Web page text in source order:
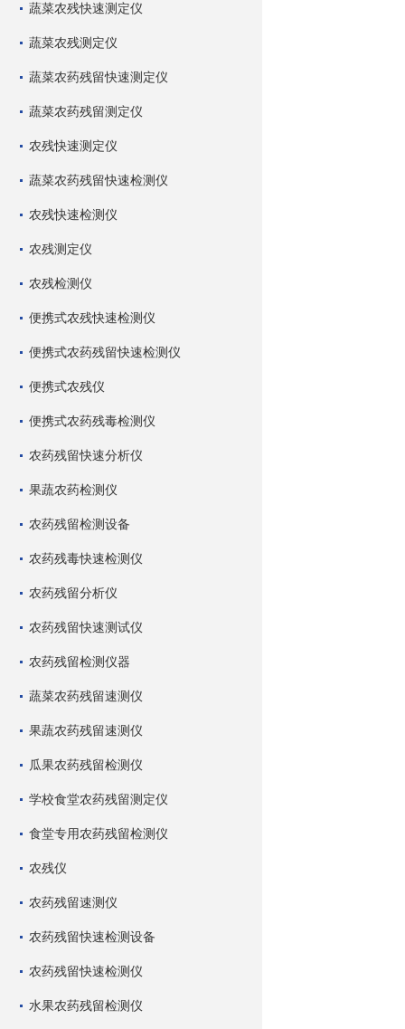
蔬菜农残快速测定仪
蔬菜农残测定仪
蔬菜农药残留快速测定仪
蔬菜农药残留测定仪
农残快速测定仪
蔬菜农药残留快速检测仪
农残快速检测仪
农残测定仪
农残检测仪
便携式农残快速检测仪
便携式农药残留快速检测仪
便携式农残仪
便携式农药残毒检测仪
农药残留快速分析仪
果蔬农药检测仪
农药残留检测设备
农药残毒快速检测仪
农药残留分析仪
农药残留快速测试仪
农药残留检测仪器
蔬菜农药残留速测仪
果蔬农药残留速测仪
瓜果农药残留检测仪
学校食堂农药残留测定仪
食堂专用农药残留检测仪
农残仪
农药残留速测仪
农药残留快速检测设备
农药残留快速检测仪
水果农药残留检测仪